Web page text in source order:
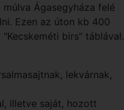
Ágasegyháza felé
Ezen az úton kb 400
birs" táblával.
lekvárnak,
illetve saját, hozott